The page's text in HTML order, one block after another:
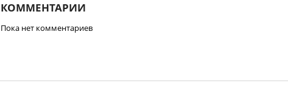
КОММЕНТАРИИ
Пока нет комментариев